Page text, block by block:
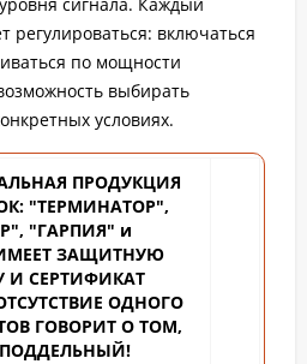
регулироваться: включаться
по мощности
выбирать
условиях.
ПРОДУКЦИЯ
"ТЕРМИНАТОР",
"ГАРПИЯ" и
ИМЕЕТ ЗАЩИТНУЮ
И СЕРТИФИКАТ
ОДНОГО
ГОВОРИТ О ТОМ,